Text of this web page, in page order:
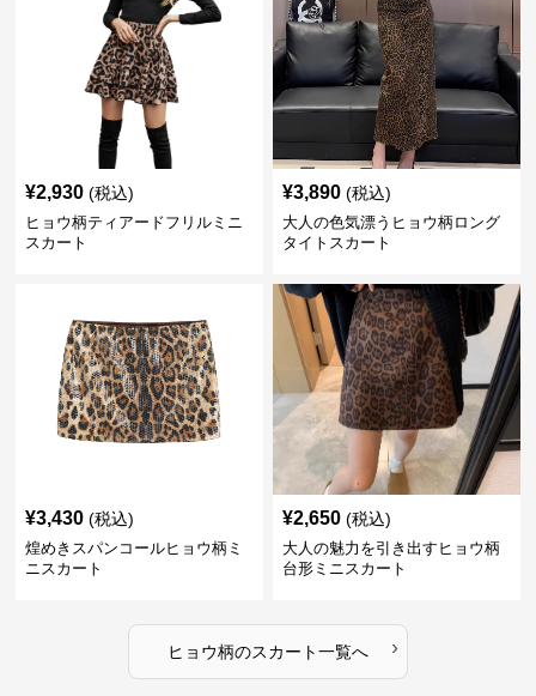
¥2,930 (税込)
ヒョウ柄ティアードフリルミニ
スカート
¥3,890 (税込)
大人の色気漂うヒョウ柄ロング
タイトスカート
¥3,430 (税込)
煌めきスパンコールヒョウ柄ミ
ニスカート
¥2,650 (税込)
大人の魅力を引き出すヒョウ柄
台形ミニスカート
ヒョウ柄のスカート一覧へ ›